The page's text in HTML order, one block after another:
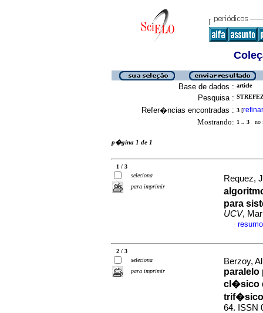
Base de dados : article
Pesquisa :
Refer�ncias encontradas : 3 [refinar
Mostrando: 1 .. 3 no
p�gina 1 de 1
1 / 3
seleciona
para imprimir
Requez,
para
UCV,
·
2 / 3
seleciona
para imprimir
Berzoy,
paralelo
cl�sico
trif�sico
64. ISSN